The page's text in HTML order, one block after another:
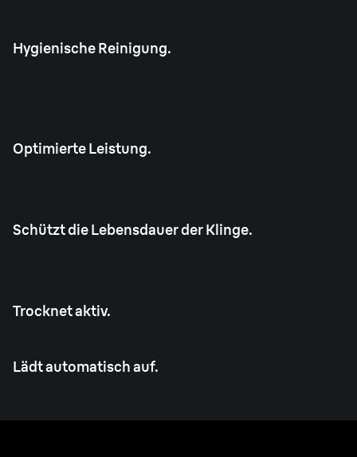
Hygienische Reinigung.
Optimierte Leistung.
Schützt die Lebensdauer der Klinge.
Trocknet aktiv.
Lädt automatisch auf.